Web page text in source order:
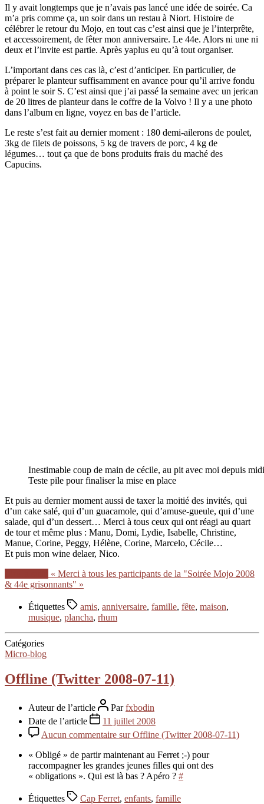
Il y avait longtemps que je n’avais pas lancé une idée de soirée. Ca
m’a pris comme ça, un soir dans un restau à Niort. Histoire de
célébrer le retour du Mojo, en tout cas c’est ainsi que je l’interprête,
et accessoirement, de fêter mon anniversaire. Le 44e. Alors ni une ni
deux et l’invite est partie. Après yaplus eu qu’à tout organiser.
L’important dans ces cas là, c’est d’anticiper. En particulier, de
préparer le planteur suffisamment en avance pour qu’il arrive fondu
à point le soir S. C’est ainsi que j’ai passé la semaine avec un jerican
de 20 litres de planteur dans le coffre de la Volvo ! Il y a une photo
dans l’album en ligne, voyez en bas de l’article.
Le reste s’est fait au dernier moment : 180 demi-ailerons de poulet,
3kg de filets de poissons, 5 kg de travers de porc, 4 kg de
légumes… tout ça que de bons produits frais du maché des
Capucins.
Inestimable coup de main de cécile, au pit avec moi depuis
Teste pile pour finaliser la mise en place
Et puis au dernier moment aussi de taxer la moitié des invités, qui
d’un cake salé, qui d’un guacamole, qui d’amuse-gueule, qui d’une
salade, qui d’un dessert… Merci à tous ceux qui ont réagi au quart
de tour et même plus : Manu, Domi, Lydie, Isabelle, Christine,
Manue, Corine, Peggy, Hélène, Corine, Marcelo, Cécile…
Et puis mon wine delaer, Nico.
« Merci à tous les participants de la "Soirée Mojo 2008
& 44e grisonnants" »
Étiquettes amis, anniversaire, famille, fête, maison,
musique, plancha, rhum
Catégories
Micro-blog
Offline (Twitter 2008-07-11)
Auteur de l’article Parfxbodin
Date de l’article
11 juillet 2008
Aucun commentaire sur Offline (Twitter 2008-07-11)
« Obligé » de partir maintenant au Ferret ;-) pour
raccompagner les grandes jeunes filles qui ont des
« obligations ». Qui est là bas ? Apéro ? #
Étiquettes Cap Ferret, enfants, famille